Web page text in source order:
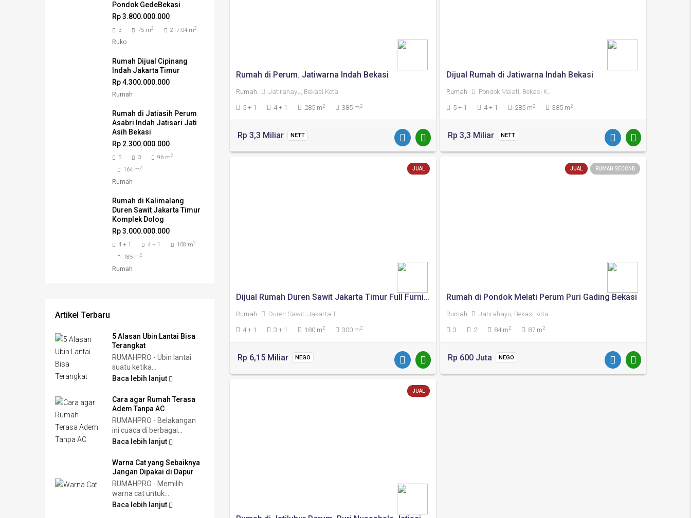
Rumah di Perum. Jatiwarna Indah Bekasi
Rumah Jatirahayu, Bekasi Kota
5 + 1 4 + 1 285 m2 385 m2
Rp 3,3 Miliar NETT
Dijual Rumah di Jatiwarna Indah Bekasi
Rumah Pondok Melati, Bekasi Kota
5 + 1 4 + 1 285 m2 385 m2
Rp 3,3 Miliar NETT
JUAL
Dijual Rumah Duren Sawit Jakarta Timur Full Furnished
Rumah Duren Sawit, Jakarta Timur
4 + 1 3 + 1 180 m2 300 m2
Rp 6,15 Miliar NEGO
JUAL RUMAH SECOND
Rumah di Pondok Melati Perum Puri Gading Bekasi
Rumah Jatirahayu, Bekasi Kota
3 2 84 m2 87 m2
Rp 600 Juta NEGO
JUAL
Pondok GedeBekasi
Rp 3.800.000.000
3 75 m2 217.04 m2
Ruko
Rumah Dijual Cipinang
Indah Jakarta Timur
Rp 4.300.000.000
Rumah
Rumah di Jatiasih Perum
Asabri Indah Jatisari Jati
Asih Bekasi
Rp 2.300.000.000
5 3 96 m2
164 m2
Rumah
Rumah di Kalimalang
Duren Sawit Jakarta Timur
Komplek Dolog
Rp 3.000.000.000
4 + 1 4 + 1 108 m2
185 m2
Rumah
Artikel Terbaru
5 Alasan Ubin Lantai Bisa
Terangkat
RUMAHPRO - Ubin lantai
suatu ketika...
Baca lebih lanjut
Cara agar Rumah Terasa
Adem Tanpa AC
RUMAHPRO - Belakangan
ini cuaca di berbagai...
Baca lebih lanjut
Warna Cat yang Sebaiknya
Jangan Dipakai di Dapur
RUMAHPRO - Memilih
warna cat untuk...
Baca lebih lanjut